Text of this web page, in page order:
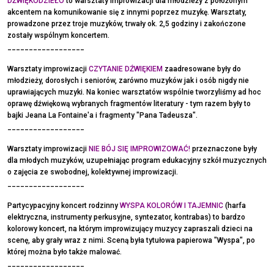
akcentem na komunikowanie się z innymi poprzez muzykę. Warsztaty,
prowadzone przez troje muzyków, trwały ok. 2,5 godziny i zakończone
zostały wspólnym koncertem.
Warsztaty improwizacji CZYTANIE DŹWIĘKIEM zaadresowane były do
młodzieży, dorosłych i seniorów, zarówno muzyków jak i osób nigdy nie
uprawiających muzyki. Na koniec warsztatów wspólnie tworzyliśmy ad hoc
oprawę dźwiękową wybranych fragmentów literatury - tym razem były to
bajki Jeana La Fontaine'a i fragmenty "Pana Tadeusza".
Warsztaty improwizacji NIE BÓJ SIĘ IMPROWIZOWAĆ! przeznaczone były
dla młodych muzyków, uzupełniając program edukacyjny szkół muzycznych
o zajęcia ze swobodnej, kolektywnej improwizacji.
Partycypacyjny koncert rodzinny WYSPA KOLORÓW I TAJEMNIC (harfa
elektryczna, instrumenty perkusyjne, syntezator, kontrabas) to bardzo
kolorowy koncert, na którym improwizujący muzycy zapraszali dzieci na
scenę, aby grały wraz z nimi. Sceną była tytułowa papierowa "Wyspa", po
której można było także malować.